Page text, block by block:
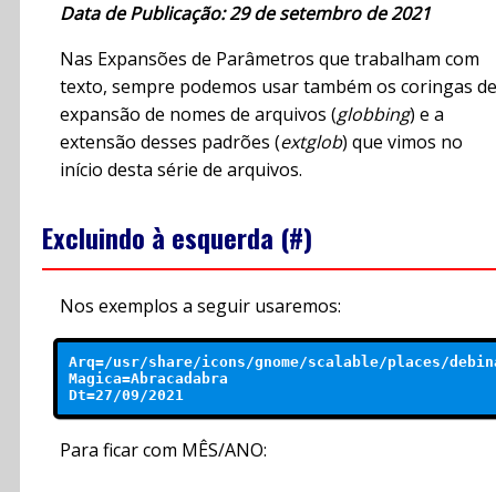
Data de Publicação: 29 de setembro de 2021
Nas Expansões de Parâmetros que trabalham com
texto, sempre podemos usar também os coringas de
expansão de nomes de arquivos (globbing) e a
extensão desses padrões (extglob) que vimos no
início desta série de arquivos.
Excluindo à esquerda (#)
Nos exemplos a seguir usaremos:
Arq=/usr/share/icons/gnome/scalable/places/
Magica=Abracadabra
Para ficar com MÊS/ANO: